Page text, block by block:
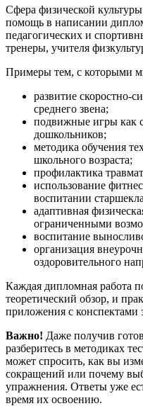
Сфера физической
помощь в написании
педагогических и
тренеры, учителя
Примеры тем, с которыми
развитие скоростно-
среднего звена;
подвижные игры как
дошкольников;
методика обучения
школьного возраста;
профилактика
использование
воспитании
адаптивная
ограниченными
воспитание
организация
оздоровительного
Каждая дипломная работа
теоретический обзор, и
приложения с конспектами
Важно! Даже получив
разберитесь в методиках
может спросить, как вы
сокращений или почему
упражнения. Ответы уже
время их освоению.